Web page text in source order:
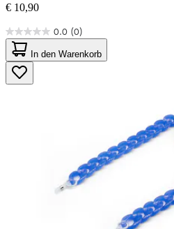
€ 10,90
0.0 (0)
0.0
von
5
Sternen.
In den Warenkorb